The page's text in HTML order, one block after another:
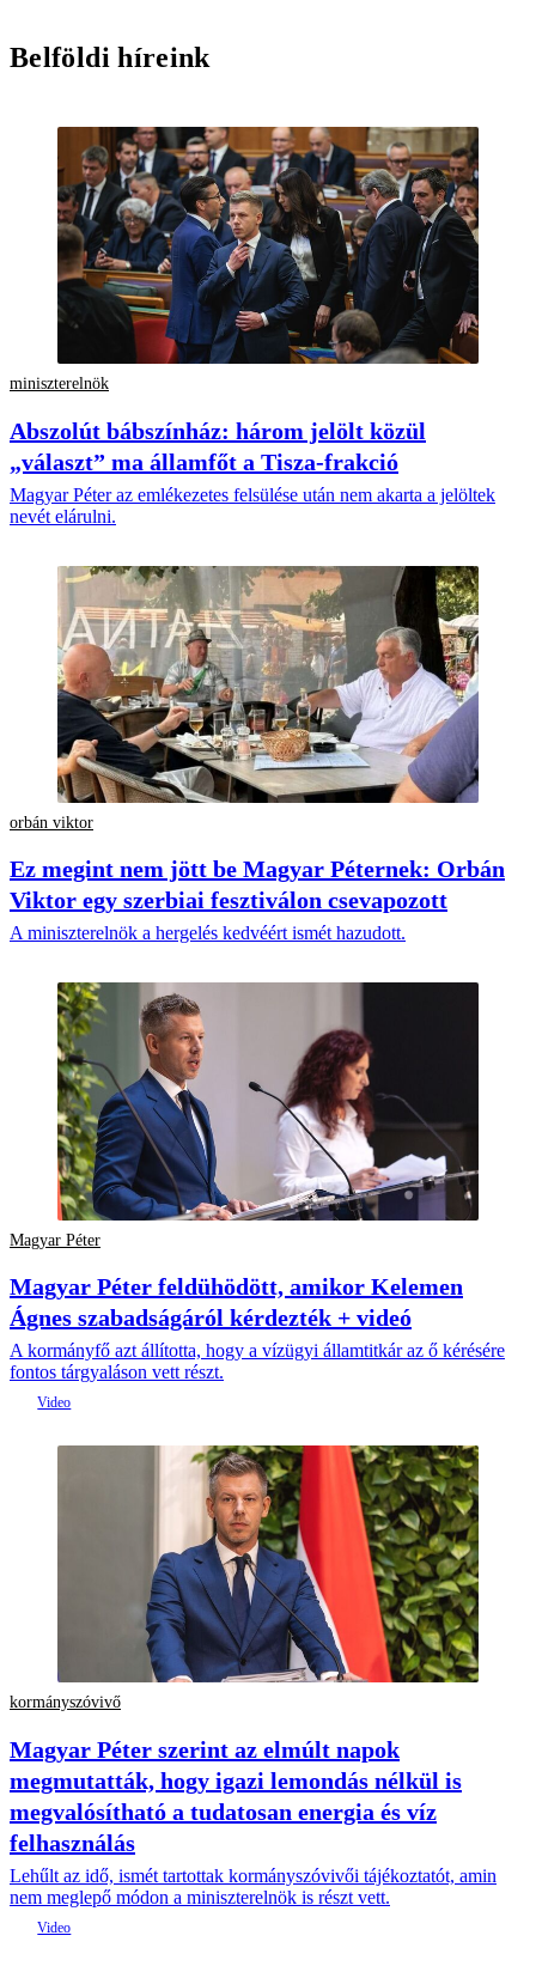
Belföldi híreink
miniszterelnök
Abszolút bábszínház: három jelölt közül
„választ” ma államfőt a Tisza-frakció
Magyar Péter az emlékezetes felsülése után nem akarta a jelöltek
nevét elárulni.
orbán viktor
Ez megint nem jött be Magyar Péternek: Orbán
Viktor egy szerbiai fesztiválon csevapozott
A miniszterelnök a hergelés kedvéért ismét hazudott.
Magyar Péter
Magyar Péter feldühödött, amikor Kelemen
Ágnes szabadságáról kérdezték + videó
A kormányfő azt állította, hogy a vízügyi államtitkár az ő kérésére
fontos tárgyaláson vett részt.
kormányszóvivő
Magyar Péter szerint az elmúlt napok
megmutatták, hogy igazi lemondás nélkül is
megvalósítható a tudatosan energia és víz
felhasználás
Lehűlt az idő, ismét tartottak kormányszóvivői tájékoztatót, amin
nem meglepő módon a miniszterelnök is részt vett.